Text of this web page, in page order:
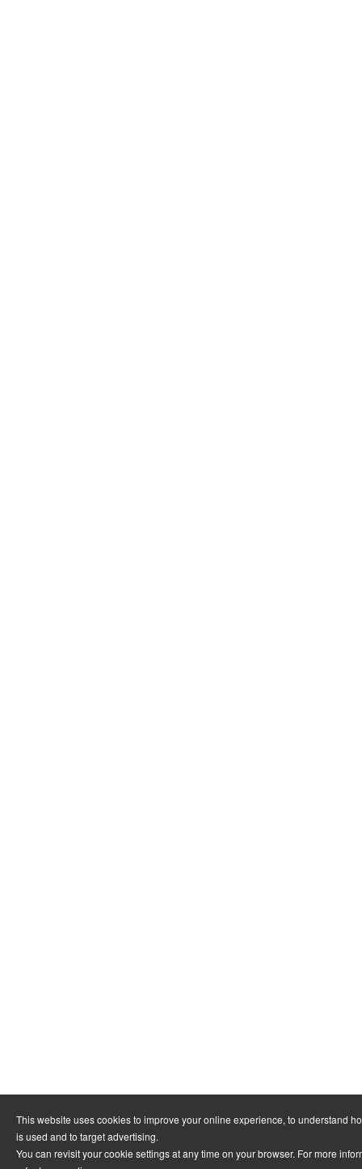
This website uses cookies to improve your online experience, to understand
is used and to target advertising.
You can revisit your cookie settings at any time on your browser. For more